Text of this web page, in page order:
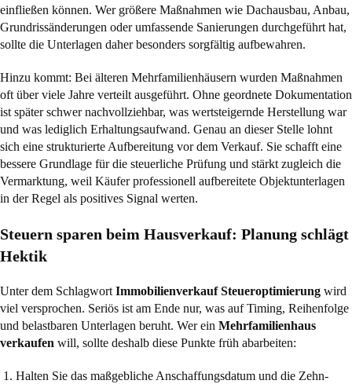
einfließen können. Wer größere Maßnahmen wie Dachausbau, Anbau,
Grundrissänderungen oder umfassende Sanierungen durchgeführt hat,
sollte die Unterlagen daher besonders sorgfältig aufbewahren.
Hinzu kommt: Bei älteren Mehrfamilienhäusern wurden Maßnahmen
oft über viele Jahre verteilt ausgeführt. Ohne geordnete Dokumentation
ist später schwer nachvollziehbar, was wertsteigernde Herstellung war
und was lediglich Erhaltungsaufwand. Genau an dieser Stelle lohnt
sich eine strukturierte Aufbereitung vor dem Verkauf. Sie schafft eine
bessere Grundlage für die steuerliche Prüfung und stärkt zugleich die
Vermarktung, weil Käufer professionell aufbereitete Objektunterlagen
in der Regel als positives Signal werten.
Steuern sparen beim Hausverkauf: Planung schlägt
Hektik
Unter dem Schlagwort Immobilienverkauf Steueroptimierung wird
viel versprochen. Seriös ist am Ende nur, was auf Timing, Reihenfolge
und belastbaren Unterlagen beruht. Wer ein Mehrfamilienhaus
verkaufen will, sollte deshalb diese Punkte früh abarbeiten:
Halten Sie das maßgebliche Anschaffungsdatum und die Zehn-